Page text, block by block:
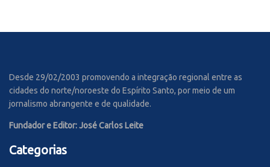
Desde 29/02/2003 promovendo a integração regional entre as
cidades do norte/noroeste do Espírito Santo, por meio de um
jornalismo abrangente e de qualidade.
Fundador e Editor: José Carlos Leite
Categorias